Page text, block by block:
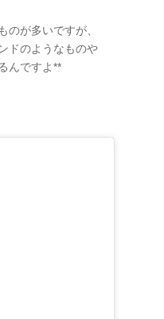
のが多いですが、
ドのようなものや
んですよ**